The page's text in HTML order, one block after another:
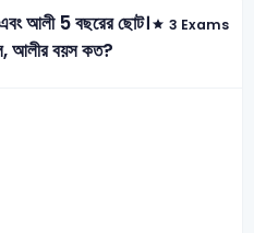
আলী 5 বছরের ছোট।
আলীর বয়স কত?
3 Exams